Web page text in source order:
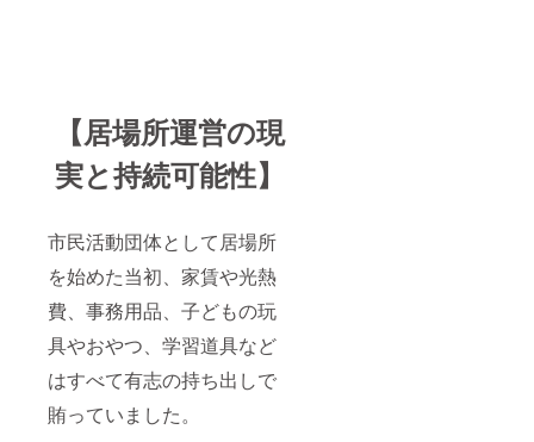
【居場所運営の現
実と持続可能性】
市民活動団体として居場所
を始めた当初、家賃や光熱
費、事務用品、子どもの玩
具やおやつ、学習道具など
はすべて有志の持ち出しで
賄っていました。